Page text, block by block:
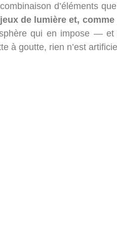
d’éléments
de lumière et,
qui en impose —
à goutte, rien n’est